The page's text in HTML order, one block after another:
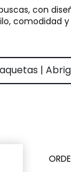
con
comodidad y
|